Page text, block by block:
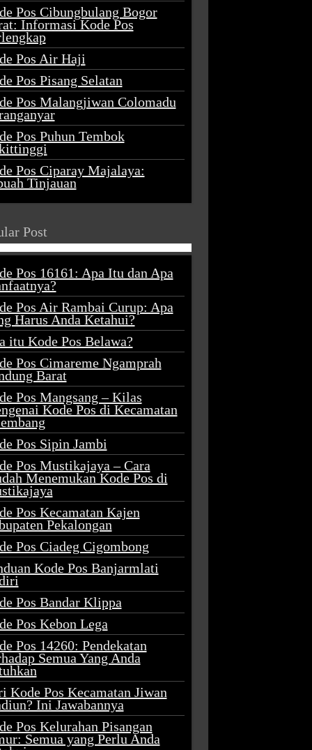
Pos Cibungbulang Bogor
Informasi Kode Pos
Pos Air Haji
Pos Pisang Selatan
Pos Malangjiwan Colomadu
Pos Puhun Tembok
Pos Ciparay Majalaya:
Tinjauan
Post
Pos 16161: Apa Itu dan Apa
Pos Air Rambai Curup: Apa
Harus Anda Ketahui?
itu Kode Pos Belawa?
Pos Cimareme Ngamprah
Barat
Pos Mangsang – Kilas
Kode Pos di Kecamatan
Pos Sipin Jambi
Pos Mustikajaya – Cara
Menemukan Kode Pos di
Pos Kecamatan Kajen
Pekalongan
Pos Ciadeg Cigombong
Kode Pos Banjarmlati
Pos Bandar Klippa
Pos Kebon Lega
Pos 14260: Pendekatan
Semua Yang Anda
Kode Pos Kecamatan Jiwan
Ini Jawabannya
Pos Kelurahan Pisangan
Semua yang Perlu Anda